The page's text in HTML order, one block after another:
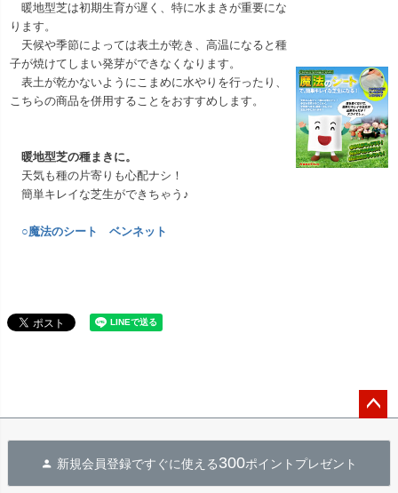
暖地型芝は初期生育が遅く、特に水まきが重要にな
ります。
天候や季節によっては表土が乾き、高温になると種
子が焼けてしまい発芽ができなくなります。
表土が乾かないようにこまめに水やりを行ったり、
こちらの商品を併用することをおすすめします。
暖地型芝の種まきに。
天気も種の片寄りも心配ナシ！
簡単キレイな芝生ができちゃう♪
○魔法のシート ベンネット
へ
新規会員登録ですぐに使える300ポイントプレゼント